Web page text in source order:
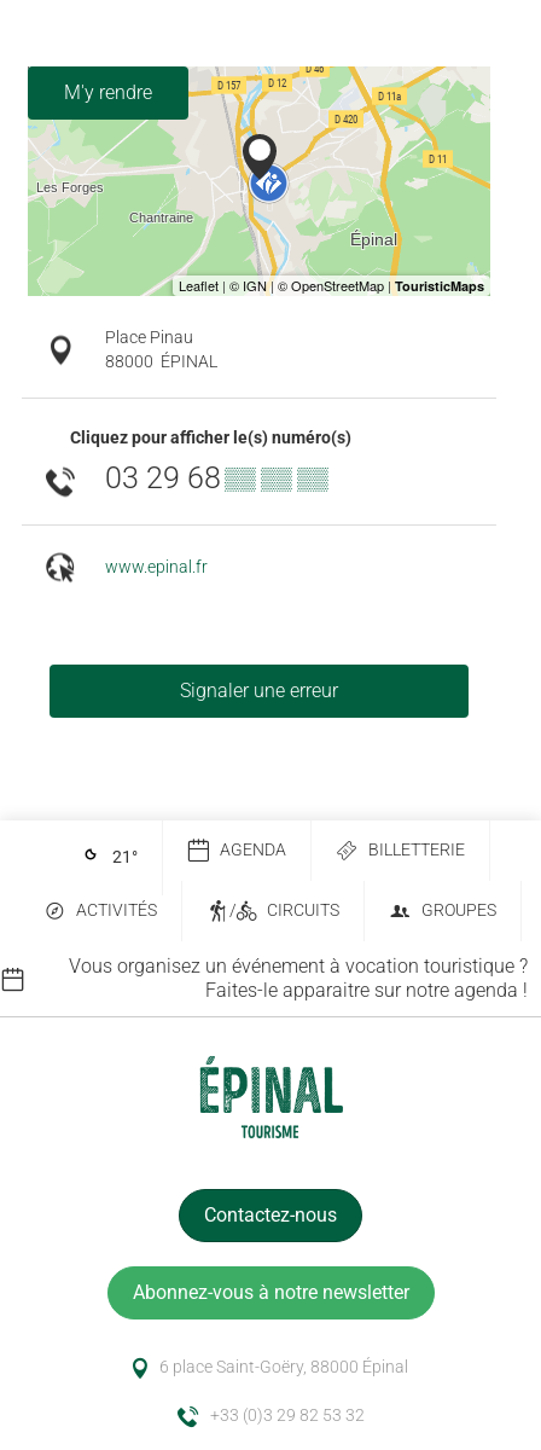
M'y rendre
Place Pinau
88000 ÉPINAL
Cliquez pour afficher le(s) numéro(s)
03 29 68▒▒ ▒▒ ▒▒
www.epinal.fr
Signaler une erreur
21 ° AGENDA BILLETTERIE
ACTIVITÉS / CIRCUITS GROUPES
Vous organisez un événement à vocation touristique ?
Faites-le apparaitre sur notre agenda !
Contactez-nous
Abonnez-vous à notre newsletter
6 place Saint-Goëry, 88000 Épinal
+33 (0)3 29 82 53 32